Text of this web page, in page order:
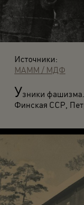
Источники:
МАММ / МДФ
Узники
Финская ССР,